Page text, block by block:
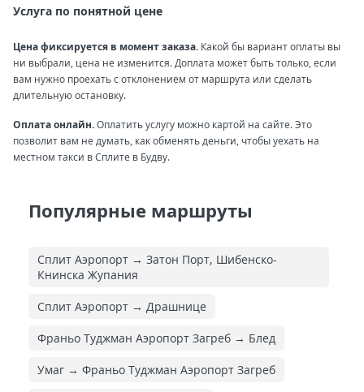
Услуга по понятной цене
Цена фиксируется в момент заказа. Какой бы вариант оплаты вы
ни выбрали, цена не изменится. Доплата может быть только, если
вам нужно проехать с отклонением от маршрута или сделать
длительную остановку.
Оплата онлайн.Оплатить услугу можно картой на сайте. Это
позволит вам не думать, как обменять деньги, чтобы уехать на
местном такси в Сплите в Будву.
Популярные маршруты
Сплит Аэропорт → Затон Порт, Шибенско-
Книнска Жупания
Сплит Аэропорт → Драшнице
Франьо Туджман Аэропорт Загреб → Блед
Умаг → Франьо Туджман Аэропорт Загреб